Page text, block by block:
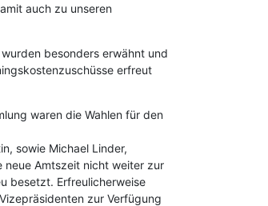
auch zu unseren
besonders erwähnt und
erfreut
waren die Wahlen für den
sowie Michael Linder,
Amtszeit nicht weiter zur
besetzt. Erfreulicherweise
zur Verfügung